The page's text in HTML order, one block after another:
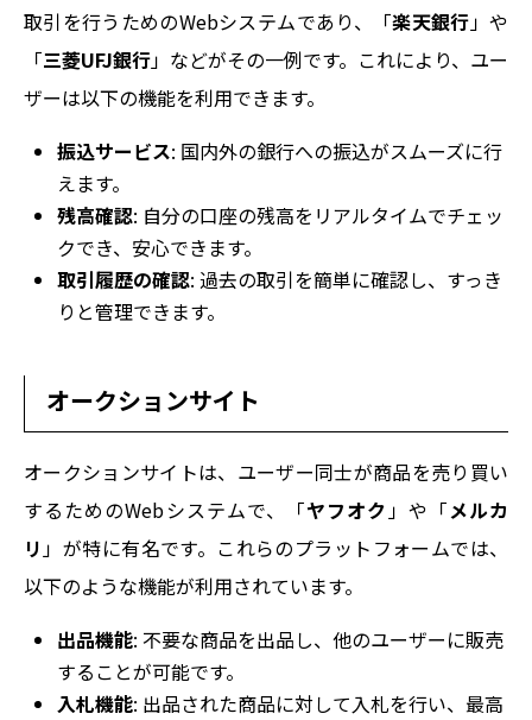
取引を行うためのWebシステムであり、「楽天銀行」や
「三菱UFJ銀行」などがその一例です。これにより、ユー
ザーは以下の機能を利用できます。
振込サービス: 国内外の銀行への振込がスムーズに行
えます。
残高確認: 自分の口座の残高をリアルタイムでチェッ
クでき、安心できます。
取引履歴の確認: 過去の取引を簡単に確認し、すっき
りと管理できます。
オークションサイト
オークションサイトは、ユーザー同士が商品を売り買い
するためのWebシステムで、「ヤフオク」や「メルカ
リ」が特に有名です。これらのプラットフォームでは、
以下のような機能が利用されています。
出品機能: 不要な商品を出品し、他のユーザーに販売
することが可能です。
入札機能: 出品された商品に対して入札を行い、最高